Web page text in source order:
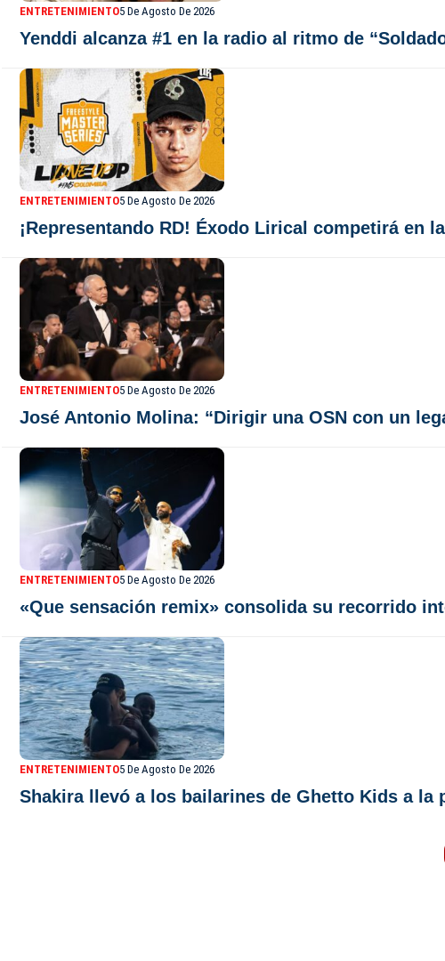
ENTRETENIMIENTO5 De Agosto De 2026
Yenddi alcanza #1 en la radio al ritmo de
ENTRETENIMIENTO5 De Agosto De 2026
¡Representando RD! Éxodo Lirical competirá en
ENTRETENIMIENTO5 De Agosto De 2026
José Antonio Molina: “Dirigir una OSN con un
ENTRETENIMIENTO5 De Agosto De 2026
«Que sensación remix» consolida su recorrido
ENTRETENIMIENTO5 De Agosto De 2026
Shakira llevó a los bailarines de Ghetto Kids a